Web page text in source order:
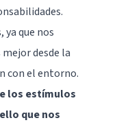
ya que nos
desde la
con el entorno.
los estímulos
que nos